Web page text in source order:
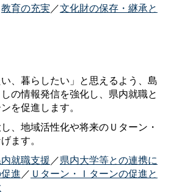
教育の充実／文化財の保存・継承と
い、暮らしたい」と思えるよう、島
の情報発信を強化し、県内就職と
を促進します。
、地域活性化や将来のＵターン・
ます。
就職支援／県内大学等との連携に
進／ Ｕターン・Ｉターンの促進と